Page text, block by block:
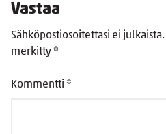
Vastaa
Sähköpostiosoitettasi ei julkaista.
merkitty *
Kommentti *